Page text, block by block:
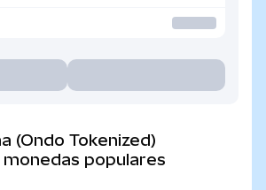
(Ondo Tokenized)
populares